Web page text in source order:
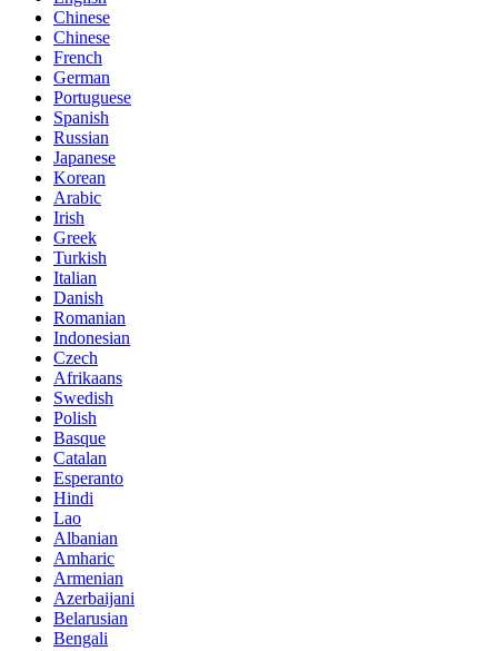
Chinese
Chinese
French
German
Portuguese
Spanish
Russian
Japanese
Korean
Arabic
Irish
Greek
Turkish
Italian
Danish
Romanian
Indonesian
Czech
Afrikaans
Swedish
Polish
Basque
Catalan
Esperanto
Hindi
Lao
Albanian
Amharic
Armenian
Azerbaijani
Belarusian
Bengali